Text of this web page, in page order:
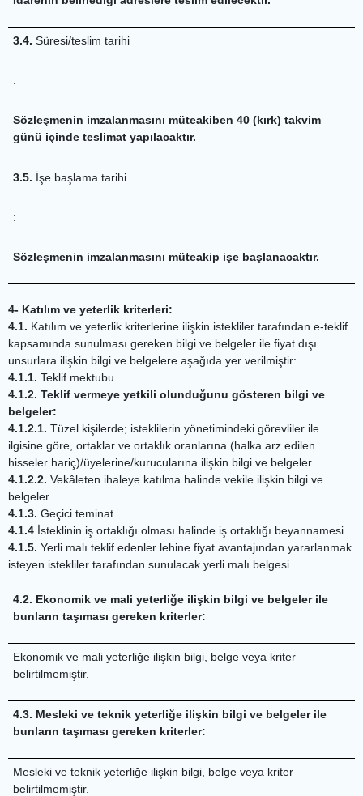
3.4. Süresi/teslim tarihi
:
Sözleşmenin imzalanmasını müteakiben 40 (kırk) takvim
günü içinde teslimat yapılacaktır.
3.5. İşe başlama tarihi
:
Sözleşmenin imzalanmasını müteakip işe başlanacaktır.
4- Katılım ve yeterlik kriterleri:
4.1. Katılım ve yeterlik kriterlerine ilişkin istekliler tarafından e-teklif
kapsamında sunulması gereken bilgi ve belgeler ile fiyat dışı
unsurlara ilişkin bilgi ve belgelere aşağıda yer verilmiştir:
4.1.1. Teklif mektubu.
4.1.2. Teklif vermeye yetkili olunduğunu gösteren bilgi ve
belgeler:
4.1.2.1. Tüzel kişilerde; isteklilerin yönetimindeki görevliler ile
ilgisine göre, ortaklar ve ortaklık oranlarına (halka arz edilen
hisseler hariç)/üyelerine/kurucularına ilişkin bilgi ve belgeler.
4.1.2.2. Vekâleten ihaleye katılma halinde vekile ilişkin bilgi ve
belgeler.
4.1.3. Geçici teminat.
4.1.4 İsteklinin iş ortaklığı olması halinde iş ortaklığı beyannamesi.
4.1.5. Yerli malı teklif edenler lehine fiyat avantajından yararlanmak
isteyen istekliler tarafından sunulacak yerli malı belgesi
4.2. Ekonomik ve mali yeterliğe ilişkin bilgi ve belgeler ile
bunların taşıması gereken kriterler:
Ekonomik ve mali yeterliğe ilişkin bilgi, belge veya kriter
belirtilmemiştir.
4.3. Mesleki ve teknik yeterliğe ilişkin bilgi ve belgeler ile
bunların taşıması gereken kriterler:
Mesleki ve teknik yeterliğe ilişkin bilgi, belge veya kriter
belirtilmemiştir.